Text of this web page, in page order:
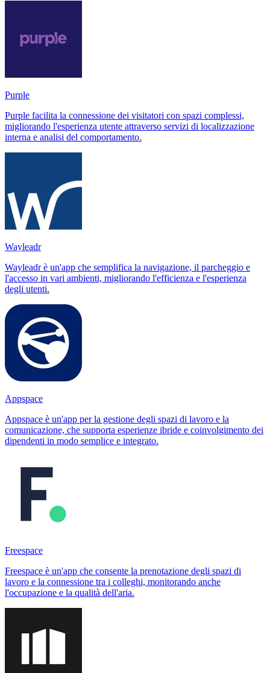
Purple
Purple facilita la connessione dei visitatori con spazi complessi,
migliorando l'esperienza utente attraverso servizi di localizzazione
interna e analisi del comportamento.
Wayleadr
Wayleadr è un'app che semplifica la navigazione, il parcheggio e
l'accesso in vari ambienti, migliorando l'efficienza e l'esperienza
degli utenti.
Appspace
Appspace è un'app per la gestione degli spazi di lavoro e la
comunicazione, che supporta esperienze ibride e coinvolgimento dei
dipendenti in modo semplice e integrato.
Freespace
Freespace è un'app che consente la prenotazione degli spazi di
lavoro e la connessione tra i colleghi, monitorando anche
l'occupazione e la qualità dell'aria.